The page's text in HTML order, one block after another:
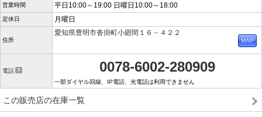
営業時間 平日10:00～19:00 日曜日10:00～18:00
定休日 月曜日
住所
愛知県豊明市沓掛町小廻間１６－４２２
電話 0078-6002-280909
一部ダイヤル回線、IP電話、光電話は利用できません
この販売店の在庫一覧